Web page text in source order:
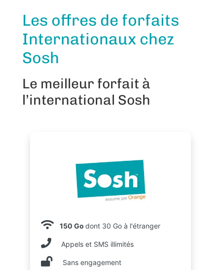
Les offres de forfaits
Internationaux chez
Sosh
Le meilleur forfait à
l’international Sosh
150 Go dont 30 Go à l'étranger
Appels et SMS illimités
Sans engagement